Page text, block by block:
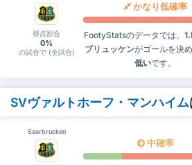
得点割合
0%
の試合で (全試合)
かなり低確率
FootyStatsのデータでは、
ブリュッケンがゴールを決
低いです。
SVヴァルトホーフ・マンハイム
Saarbrucken
中確率